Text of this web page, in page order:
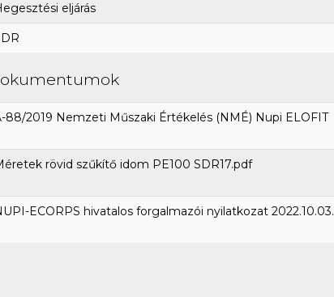
eljárás
88/2019 Nemzeti Műszaki Értékelés (NMÉ) Nupi ELOFIT
rövid szűkítő idom PE100 SDR17.pdf
ECORPS hivatalos forgalmazói nyilatkozat 2022.10.03.